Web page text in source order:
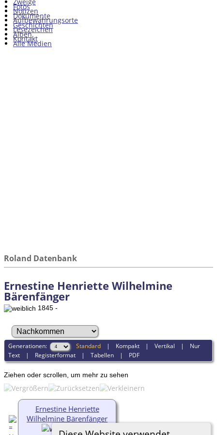
Fotos
Dokumente
Geschichten
Alben
Alle Medien
Notizen
Aufbewahrungsorte
Lesezeichen
Kontakt
Roland Datenbank
Ernestine Henriette Wilhelmine
Bärenfänger
1845 -
Generationen: Standard | Kompakt |Vertikal | Nur
Text | Registerformat |Tabellen | PDF
Ziehen oder scrollen, um mehr zu sehen
Ernestine Henriette
Wilhelmine Bärenfänger
1845-